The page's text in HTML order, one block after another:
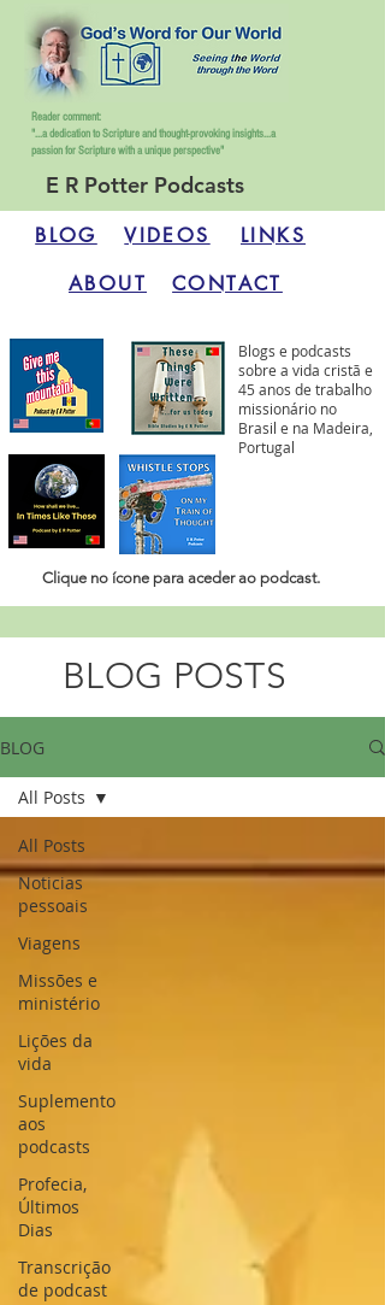
Reader comment:
"...a dedication to Scripture and thought-provoking insights...a
passion for Scripture with a unique perspective"
BLOG VIDEOS
LINKS
ABOUT
CONTACT
Blogs e podcasts
sobre a vida cristã e
45 anos de trabalho
missionário no
Brasil e na Madeira,
Portugal
Clique no ícone para aceder ao podcast.
E R Potter Podcasts
BLOG POSTS
BLOG
All Posts
Noticias
pessoais
Viagens
Missões e
ministério
Lições da
vida
Suplemento
aos
podcasts
Profecia,
Últimos
Dias
Transcrição
de podcast
All Posts